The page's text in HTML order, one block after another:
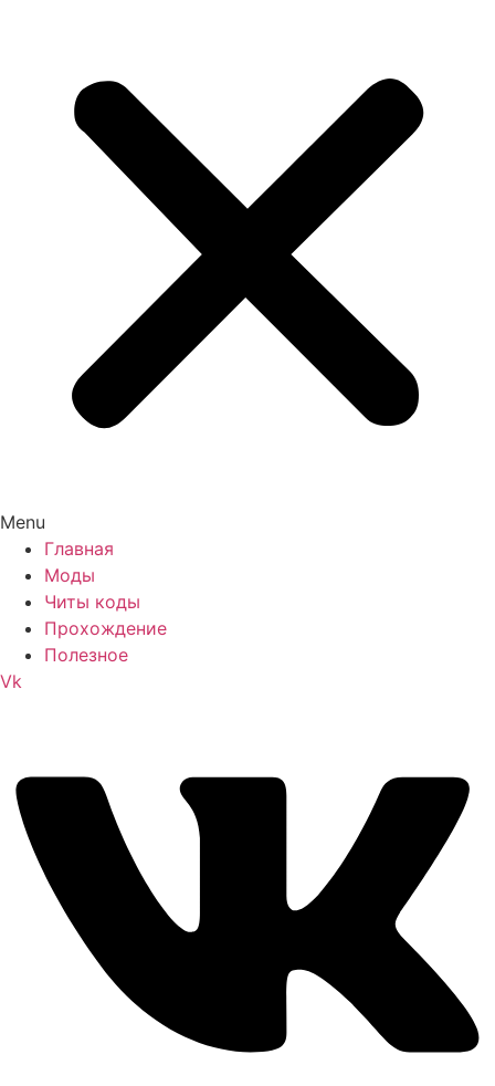
Menu
Главная
Моды
Читы коды
Прохождение
Полезное
Vk